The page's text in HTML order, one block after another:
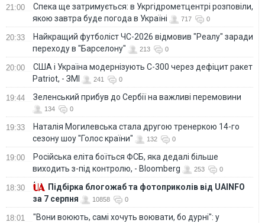
21:00
Спека ще затримується: в Укргідрометцентрі розповіли,
якою завтра буде погода в Україні
717 0
20:33
Найкращий футболіст ЧС-2026 відмовив "Реалу" заради
переходу в "Барселону"
213 0
20:00
США і Україна модернізують С-300 через дефіцит ракет
Patriot, - ЗМІ
241 0
19:44 Зеленський прибув до Сербії на важливі перемовини
134 0
19:33
Наталія Могилевська стала другою тренеркою 14-го
сезону шоу "Голос країни"
132 0
19:00
Російська еліта боїться ФСБ, яка дедалі більше
виходить з-під контролю, - Bloomberg
253 0
18:30
Підбірка блогожаб та фотоприколів від UAINFO
за 7 серпня
10858 0
18:01
"Вони воюють, самі хочуть воювати, бо дурні": у